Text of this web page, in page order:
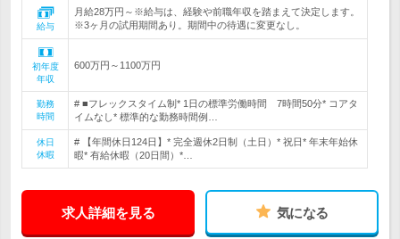
給与
月給28万円～※給与は、経験や前職年収を踏まえて決定します。
※3ヶ月の試用期間あり。期間中の待遇に変更なし。
初年度
年収
600万円～1100万円
勤務
時間
# ■フレックスタイム制* 1日の標準労働時間 7時間50分* コアタ
イムなし* 標準的な勤務時間例…
休日
休暇
# 【年間休日124日】* 完全週休2日制（土日）* 祝日* 年末年始休
暇* 有給休暇（20日間）*…
求人詳細を見る 気になる